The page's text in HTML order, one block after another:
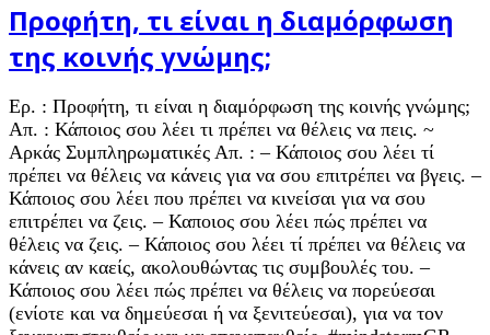
Προφήτη, τι είναι η διαμόρφωση
της κοινής γνώμης;
Ερ. : Προφήτη, τι είναι η διαμόρφωση της κοινής γνώμης;
Απ. : Κάποιος σου λέει τι πρέπει να θέλεις να πεις. ~
Αρκάς Συμπληρωματικές Απ. : – Κάποιος σου λέει τί
πρέπει να θέλεις να κάνεις για να σου επιτρέπει να βγεις. –
Κάποιος σου λέει που πρέπει να κινείσαι για να σου
επιτρέπει να ζεις. – Καποιος σου λέει πώς πρέπει να
θέλεις να ζεις. – Κάποιος σου λέει τί πρέπει να θέλεις να
κάνεις αν καείς, ακολουθώντας τις συμβουλές του. –
Κάποιος σου λέει πώς πρέπει να θέλεις να πορεύεσαι
(ενίοτε και να δημεύεσαι ή να ξενιτεύεσαι), για να τον